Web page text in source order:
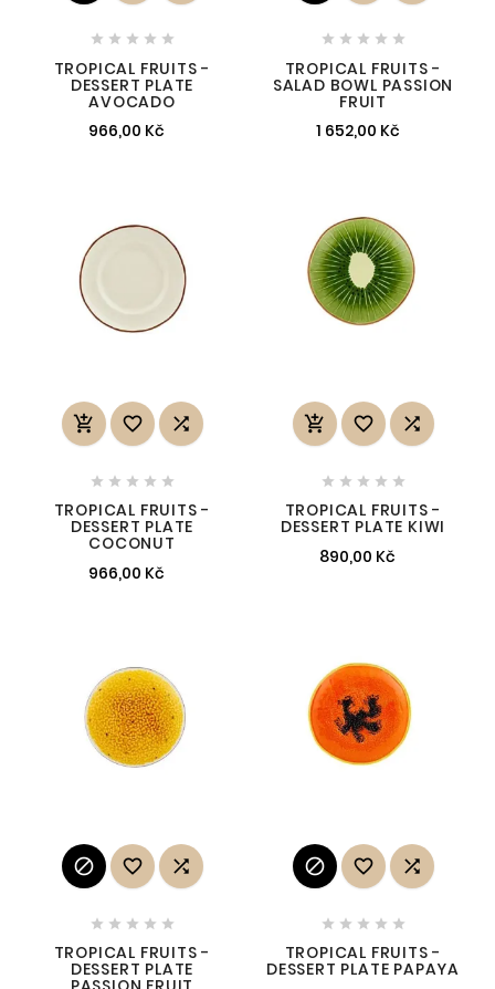
    
TROPICAL FRUITS -
DESSERT PLATE
AVOCADO
966,00 Kč
    
TROPICAL FRUITS -
SALAD BOWL PASSION
FRUIT
1 652,00 Kč
  
    
TROPICAL FRUITS -
DESSERT PLATE
COCONUT
966,00 Kč
  
    
TROPICAL FRUITS -
DESSERT PLATE KIWI
890,00 Kč
  
    
TROPICAL FRUITS -
DESSERT PLATE
  
    
TROPICAL FRUITS -
DESSERT PLATE PAPAYA